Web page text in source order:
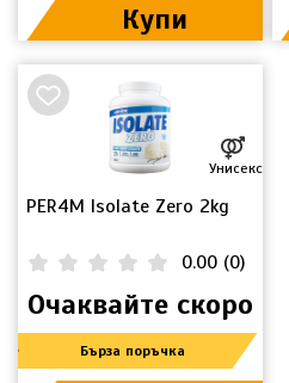
Купи
PER4M Isolate Zero 2kg
Унисекс
0.00 (0)
Очаквайте скоро
Бърза поръчка